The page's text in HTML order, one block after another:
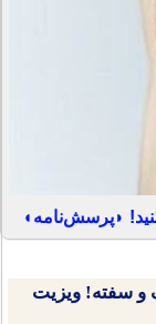
◗پرسش‌نامه◖
و سفته! ویزیت